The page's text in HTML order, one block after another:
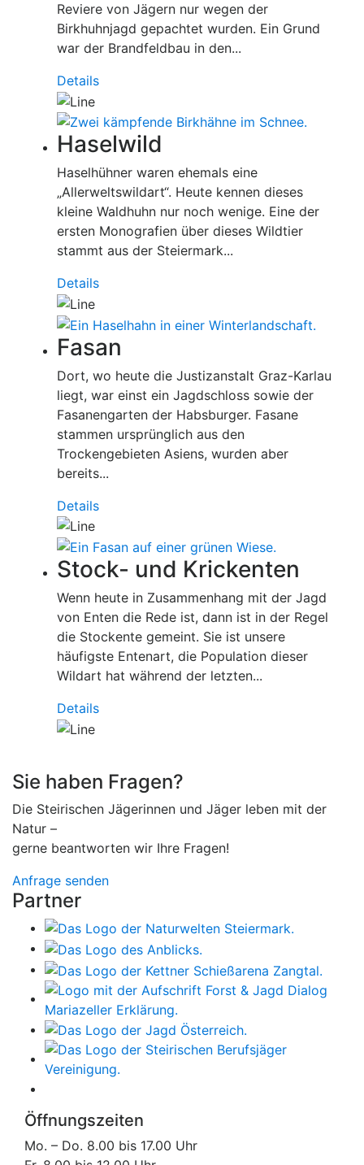
Reviere von Jägern nur wegen der
Birkhuhnjagd gepachtet wurden. Ein Grund
war der Brandfeldbau in den...
Details
Haselwild
Haselhühner waren ehemals eine
„Allerweltswildart“. Heute kennen dieses
kleine Waldhuhn nur noch wenige. Eine der
ersten Monografien über dieses Wildtier
stammt aus der Steiermark...
Details
Fasan
Dort, wo heute die Justizanstalt Graz-Karlau
liegt, war einst ein Jagdschloss sowie der
Fasanengarten der Habsburger. Fasane
stammen ursprünglich aus den
Trockengebieten Asiens, wurden aber
bereits...
Details
Stock- und Krickenten
Wenn heute in Zusammenhang mit der Jagd
von Enten die Rede ist, dann ist in der Regel
die Stockente gemeint. Sie ist unsere
häufigste Entenart, die Population dieser
Wildart hat während der letzten...
Details
Sie haben Fragen?
Die Steirischen Jägerinnen und Jäger leben mit der
Natur –
gerne beantworten wir Ihre Fragen!
Anfrage senden
Partner
Öffnungszeiten
Mo. – Do. 8.00 bis 17.00 Uhr